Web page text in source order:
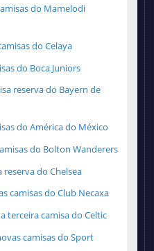
do Mamelodi
do Celaya
do Boca Juniors
reserva do Bayern de
do América do México
do Bolton Wanderers
reserva do Chelsea
camisas do Club Necaxa
terceira camisa do Celtic
camisas do Sport